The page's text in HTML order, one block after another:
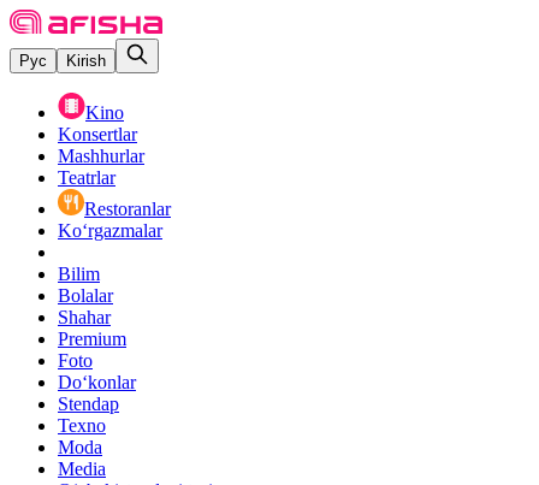
Рус Kirish
Kino
Konsertlar
Mashhurlar
Teatrlar
Restoranlar
Ko‘rgazmalar
Bilim
Bolalar
Shahar
Premium
Foto
Do‘konlar
Stendap
Texno
Moda
Media